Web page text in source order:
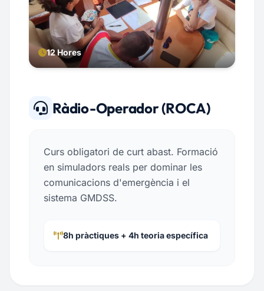
12 Hores
Ràdio-Operador (ROCA)
Curs obligatori de curt abast. Formació
en simuladors reals per dominar les
comunicacions d'emergència i el
sistema GMDSS.
8h pràctiques + 4h teoria específica